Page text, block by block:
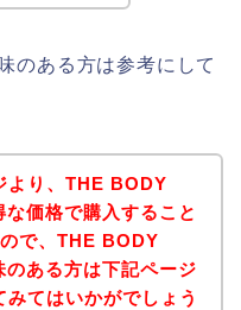
のある方は参考にして
より、THE BODY
価格で購入すること
で、THE BODY
ある方は下記ページ
てはいかがでしょう